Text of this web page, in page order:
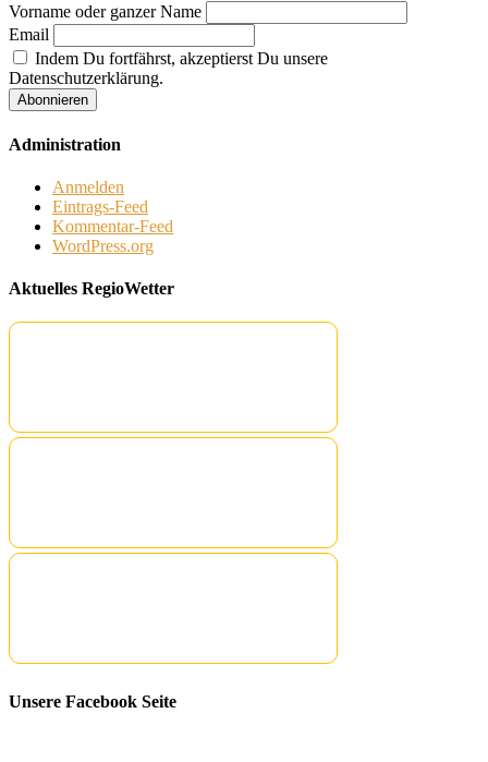
Vorname oder ganzer Name
Email
Indem Du fortfährst, akzeptierst Du unsere
Datenschutzerklärung.
Administration
Anmelden
Eintrags-Feed
Kommentar-Feed
WordPress.org
Aktuelles RegioWetter
Unsere Facebook Seite